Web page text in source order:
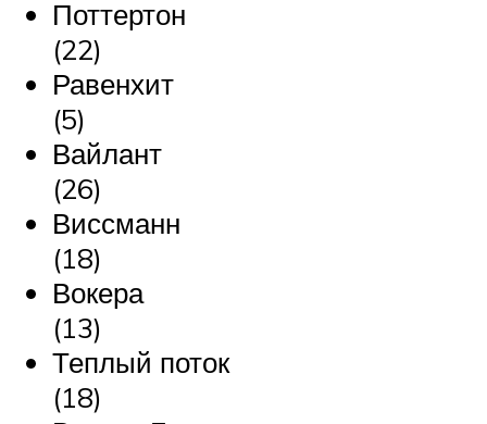
Поттертон
(22)
Равенхит
(5)
Вайлант
(26)
Виссманн
(18)
Вокера
(13)
Теплый поток
(18)